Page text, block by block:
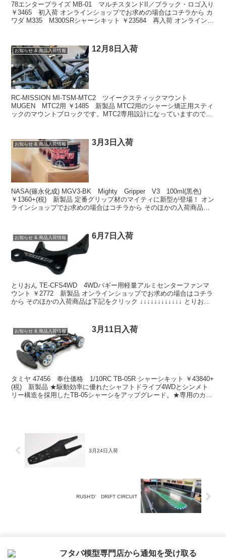
78エンタープライズ MB-01 マルチスタンドII／ブラック・ロゴ入り
￥3465 初入荷 オンラインショップでお求めの場合はコチラから カ
ワダ M335 M300SRシャーシキット ￥23584 再入荷 オンラインシ
お知らせ & 商品入荷情報 12月8日入荷
RC-MISSION MI-TSM-MTC2 ツイークスティックマウント
MUGEN MTC2用 ￥1485 新製品 MTC2用のシャーシ矯正用スティ
ックのマウントブロックです。MTC2専用設計になっていますので、
お知らせ & 商品入荷情報 3月3日入荷
NASA(篠永化成) MGV3-BK Mighty Gripper V3 100ml(黒色)
￥1360+(税) 新製品 定番グリップ材のマイティに新型が登場！ オン
ラインショップでお求めの場合はコチラから そのほかの入荷商品は
お知らせ & 商品入荷情報 6月7日入荷
とりおん TE-CFS4WD 4WDバギー用軽量アルミセンターファンマ
ウント ￥2772 新製品 オンラインショップでお求めの場合はコチラ
から そのほかの入荷商品は下記をクリック ↓↓↓↓↓↓↓↓↓↓↓↓ とりお
お知らせ & 商品入荷情報 3月11日入荷
タミヤ 47456 奉仕価格 1/10RC TB-05R シャーシキット ￥43840+
(税) 新製品 ★駆動効率に優れたシャフトドライブ4WDとシンメト
リー構造を採用したTB-05シャーシをアップグレード。★専用のカー
3月24日入荷
RUSH’D’ DRIFT CIRCUIT
フタバ模型専門店から通知を受け取る